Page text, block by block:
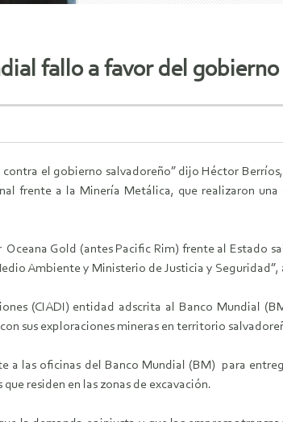
fallo a favor del
contra el gobierno salvadoreño” dijo Héctor
frente a la Minería Metálica, que realizaron
Gold (antes Pacific Rim) frente al Estado
Ambiente y Ministerio de Justicia y Seguridad”,
(CIADI) entidad adscrita al Banco Mundial
sus exploraciones mineras en territorio
a las oficinas del Banco Mundial (BM) para
residen en las zonas de excavación.